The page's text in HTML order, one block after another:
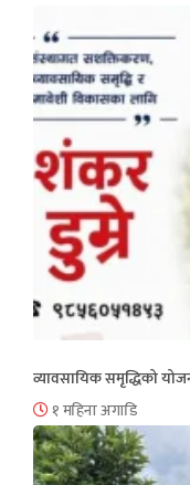
व्यावसायिक समृद्धिको
१ महिना अगाडि